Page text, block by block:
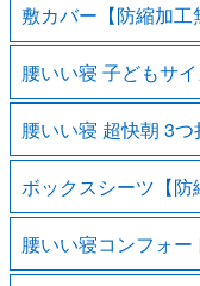
敷カバー【防縮加工
腰いい寝 子どもサ
腰いい寝 超快朝 3
ボックスシーツ【防
腰いい寝コンフォー